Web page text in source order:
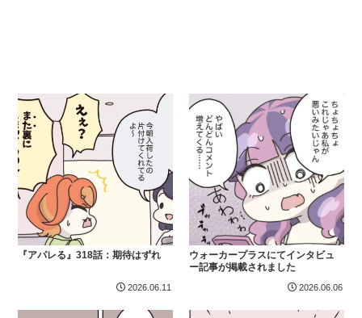
『アパレる』318話：期待はずれ
2026.06.11
ウォーカープラスにてインタビュ
ー記事が掲載されました
2026.06.06